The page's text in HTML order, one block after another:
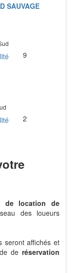
SAUVAGE
9
2
de location de
des loueurs
seront affichés et
de réservation